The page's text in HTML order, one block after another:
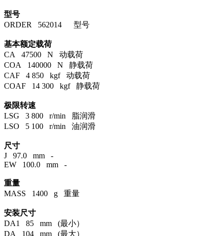
型号
ORDER 562014 型号
基本额定载荷
CA 47500 N 动载荷
COA 140000 N 静载荷
CAF 4 850 kgf 动载荷
COAF 14 300 kgf 静载荷
极限转速
LSG 3 800 r/min 脂润滑
LSO 5 100 r/min 油润滑
尺寸
J 97.0 mm -
EW 100.0 mm -
重量
MASS 1400 g 重量
安装尺寸
DA1 85 mm (最小）
DA 104 mm (最大）